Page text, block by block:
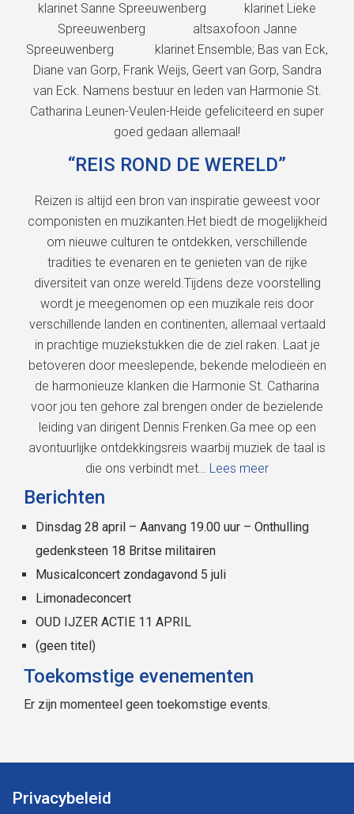
klarinet Sanne Spreeuwenberg klarinet Lieke
Spreeuwenberg altsaxofoon Janne
Spreeuwenberg klarinet Ensemble; Bas van Eck,
Diane van Gorp, Frank Weijs, Geert van Gorp, Sandra
van Eck. Namens bestuur en leden van Harmonie St.
Catharina Leunen-Veulen-Heide gefeliciteerd en super
goed gedaan allemaal!
“REIS ROND DE WERELD”
Reizen is altijd een bron van inspiratie geweest voor
componisten en muzikanten.Het biedt de mogelijkheid
om nieuwe culturen te ontdekken, verschillende
tradities te evenaren en te genieten van de rijke
diversiteit van onze wereld.Tijdens deze voorstelling
wordt je meegenomen op een muzikale reis door
verschillende landen en continenten, allemaal vertaald
in prachtige muziekstukken die de ziel raken. Laat je
betoveren door meeslepende, bekende melodieën en
de harmonieuze klanken die Harmonie St. Catharina
voor jou ten gehore zal brengen onder de bezielende
leiding van dirigent Dennis Frenken.Ga mee op een
avontuurlijke ontdekkingsreis waarbij muziek de taal is
die ons verbindt met… Lees meer
Berichten
Dinsdag 28 april – Aanvang 19.00 uur – Onthulling
gedenksteen 18 Britse militairen
Musicalconcert zondagavond 5 juli
Limonadeconcert
OUD IJZER ACTIE 11 APRIL
(geen titel)
Toekomstige evenementen
Er zijn momenteel geen toekomstige events.
Privacybeleid